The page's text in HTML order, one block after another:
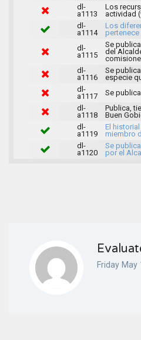
dl-
a1113
Los
actividad
dl-
a1114
Los
dl-
a1115
Se
del
dl-
a1116
Se
especie
dl-
a1117
Se
dl-
a1118
Publica,
Buen
dl-
a1119
El
miembro
dl-
a1120
Se
por el
Friday May